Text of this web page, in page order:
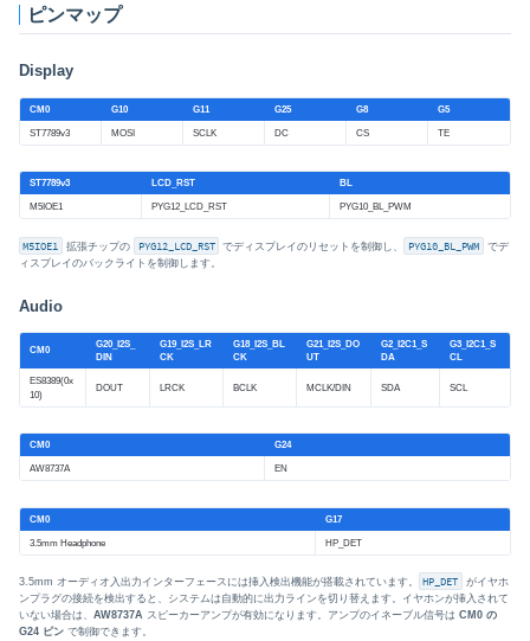
ピンマップ
Display
CM0 G10 G11 G25 G8 G5
ST7789v3 MOSI SCLK DC CS TE
ST7789v3 LCD_RST BL
M5IOE1 PYG12_LCD_RST PYG10_BL_PWM
M5IOE1 拡張チップの PYG12_LCD_RST でディスプレイのリセットを制御し、 PYG10_BL_PWM
でデ
ィスプレイのバックライトを制御します。
Audio
CM0
G20_I2S_
DIN
G19_I2S_LR
CK
G18_I2S_BL
CK
G21_I2S_DO
UT
G2_I2C1_S
DA
G3_I2C1_S
CL
ES8389(0x
10)
DOUT LRCK BCLK MCLK/DIN SDA SCL
CM0 G24
AW8737A EN
CM0 G17
3.5mm Headphone HP_DET
3.5mm オーディオ入出力インターフェースには挿入検出機能が搭載されています。 HP_DET
がイヤホ
ンプラグの接続を検出すると、システムは自動的に出力ラインを切り替えます。イヤホンが挿入されて
いない場合は、 AW8737A スピーカーアンプが有効になります。アンプのイネーブル信号は CM0 の
G24 ピンで制御できます。